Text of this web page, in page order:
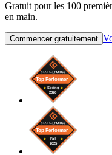
Gratuit pour les 100
en main.
Commencer gratuitement